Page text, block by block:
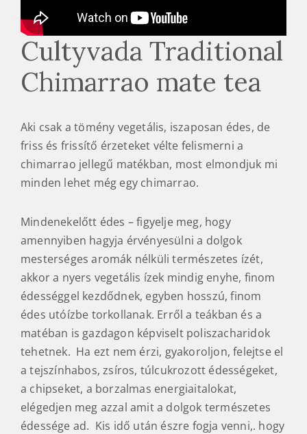
Cultyvada Traditional
Chimarrao mate tea
Aki csak a tömény vegetális, iszaposan édes, de
friss és frissítő érzeteket vélte felismerni a
chimarrao jellegű matékban, most elmondjuk mi
minden lehet még egy chimarrao.
Mindenekelőtt édes – figyelje meg, hogy
amennyiben hagyja érvényesülni a dolgok
mesterséges aromák nélküli természetes ízét,
akkor a nyers vegetális ízek mindig enyhe, finom
édességgel kezdődnek, egyben hosszú, finom
édes utóízbe torkollanak. Erről a teákban és a
matéban is gazdagon képviselt poliszacharidok
tehetnek. Ha ezt nem érzi, gyakoroljon, felejtse el
a tejszínhabos, zsíros, túlcukrozott édességeket,
a chipseket, a borzalmas energiaitalokat,
elégedjen meg azzal amit a dolgok természetes
édessége ad. Kis idő után észre fogja venni,. hogy